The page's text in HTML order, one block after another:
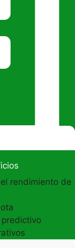
rendimiento de